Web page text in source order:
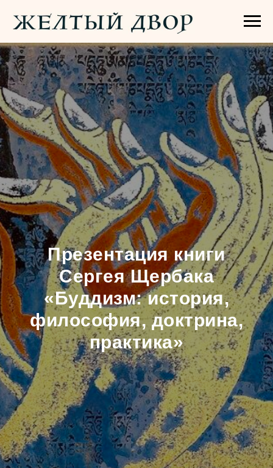
Презентация книги
Сергея Щербака
«Буддизм: история,
философия, доктрина,
практика»